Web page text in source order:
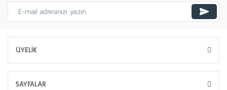
ÜYELİK
SAYFALAR